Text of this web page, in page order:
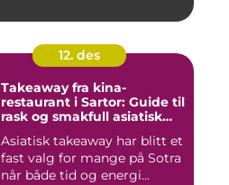
12. des
Takeaway fra kina-
restaurant i Sartor: Guide til
rask og smakfull asiatisk
Asiatisk takeaway har blitt et
fast valg for mange på Sotra
når både tid og energi...